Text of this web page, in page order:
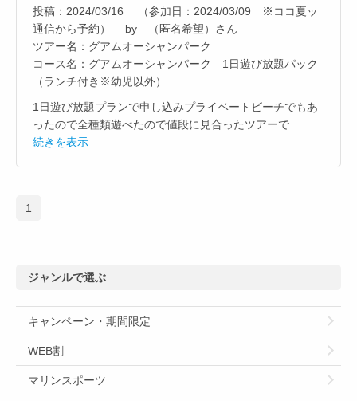
投稿：2024/03/16 （参加日：2024/03/09 ※ココ夏ッ
通信から予約） by （匿名希望）さん
ツアー名：グアムオーシャンパーク
コース名：グアムオーシャンパーク 1日遊び放題パック
（ランチ付き※幼児以外）
1日遊び放題プランで申し込みプライベートビーチでもあ
ったので全種類遊べたので値段に見合ったツアーで...
続きを表示
1
ジャンルで選ぶ
キャンペーン・期間限定
WEB割
マリンスポーツ